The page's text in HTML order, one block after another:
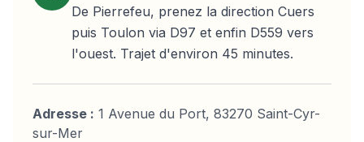
De Pierrefeu, prenez la direction Cuers
puis Toulon via D97 et enfin D559 vers
l'ouest. Trajet d'environ 45 minutes.
Adresse : 1 Avenue du Port, 83270 Saint-Cyr-
sur-Mer